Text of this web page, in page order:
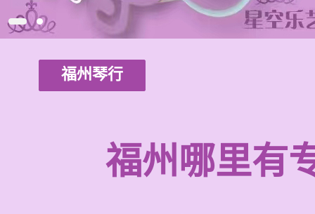
福州琴行
福州哪里有